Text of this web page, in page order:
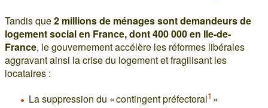
Tandis que2 millions de ménages sont demandeurs de
logement social en France, dont 400 000 en Ile-de-
France, le gouvernement accélère les réformes libérales
aggravant ainsi la crise du logement et fragilisant les
locataires :
La suppression du « contingent préfectoral1 »